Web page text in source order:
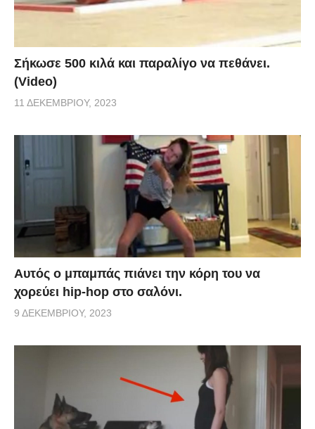
Σήκωσε 500 κιλά και παραλίγο να πεθάνει.
(Video)
11 ΔΕΚΕΜΒΡΊΟΥ, 2023
Αυτός ο μπαμπάς πιάνει την κόρη του να
χορεύει hip-hop στο σαλόνι.
9 ΔΕΚΕΜΒΡΊΟΥ, 2023